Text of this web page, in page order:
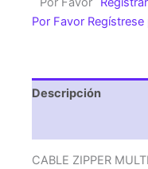
RAPIDA
5V-
Por Favor
Descripción
CABLE ZIPPER